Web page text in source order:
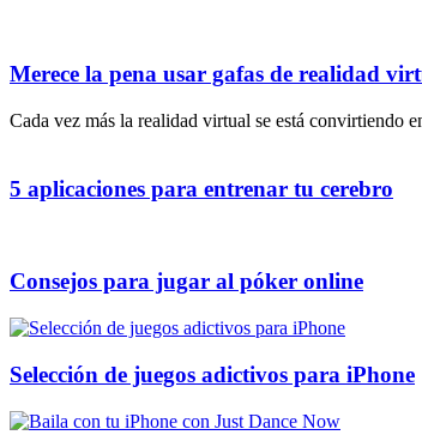
Merece la pena usar gafas de realidad
Cada vez más la realidad virtual se está convirtiendo
5 aplicaciones para entrenar tu cerebro
Consejos para jugar al póker online
Selección de juegos adictivos para iPhone